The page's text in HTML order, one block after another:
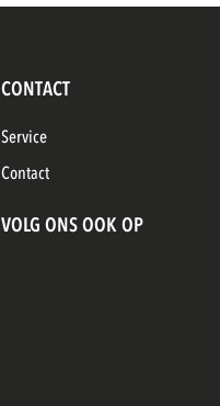
CONTACT
Service
Contact
VOLG ONS OOK OP